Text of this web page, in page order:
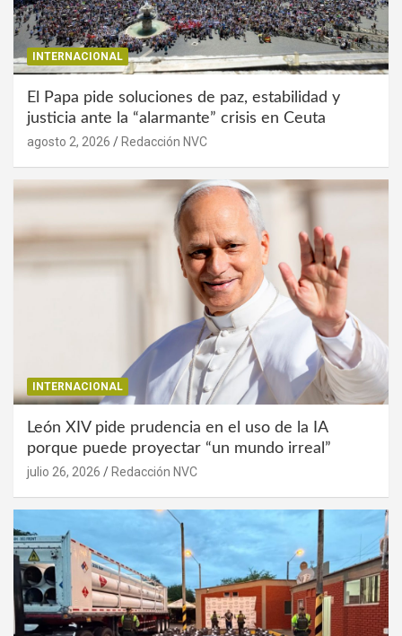
INTERNACIONAL
El Papa pide soluciones de paz, estabilidad y
justicia ante la “alarmante” crisis en Ceuta
agosto 2, 2026 Redacción NVC
INTERNACIONAL
León XIV pide prudencia en el uso de la IA
porque puede proyectar “un mundo irreal”
julio 26, 2026 Redacción NVC